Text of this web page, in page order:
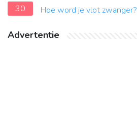
30
Hoe word je vlot zwanger?
Advertentie